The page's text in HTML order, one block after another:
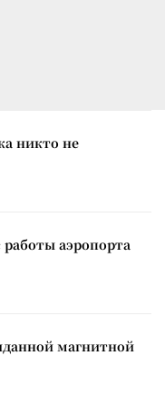
никто не
аэропорта
магнитной